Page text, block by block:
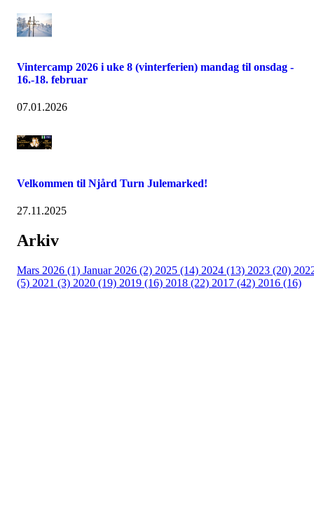
Vintercamp 2026 i uke 8 (vinterferien) mandag til onsdag -
16.-18. februar
07.01.2026
Velkommen til Njård Turn Julemarked!
27.11.2025
Arkiv
Mars 2026 (1) Januar 2026 (2) 2025 (14) 2024 (13) 2023 (20)
(5) 2021 (3) 2020 (19) 2019 (16) 2018 (22) 2017 (42) 2016 (16)